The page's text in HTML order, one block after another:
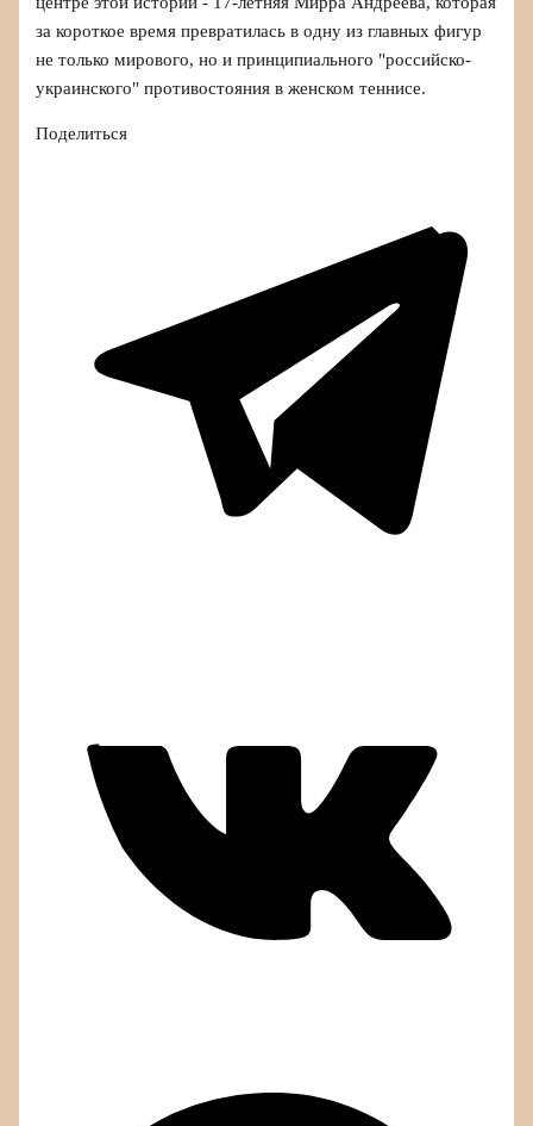
за короткое время превратилась в одну из главных фигур
не только мирового, но и принципиального "российско-
украинского" противостояния в женском теннисе.
Поделиться